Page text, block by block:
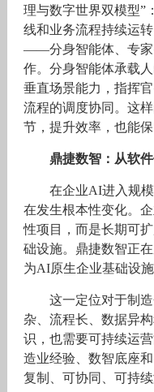
理与数字世界双模型”
线和业务流程持续运
——分身智能体、专家
作。分身智能体承载
垂直场景能力，指挥
流程的调度协同。这
节，提升效率，也能
鼎捷数智：从软
在企业AI进入规
在发生根本性变化。
性项目，而是长期可
础设施。鼎捷数智正
为AI原生企业基础设施
这一定位对于制
杂、流程长、数据异
识，也需要可持续运
造业经验、数智底座
复制、可协同、可持